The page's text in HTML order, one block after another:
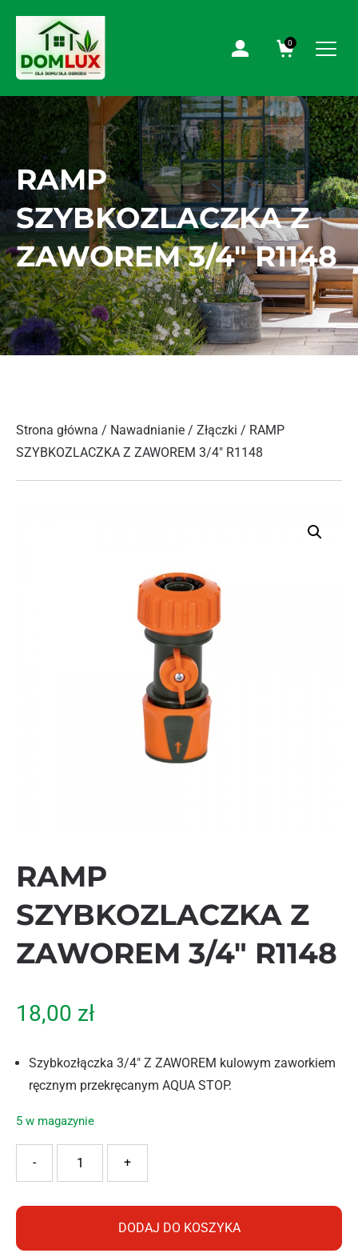
0
RAMP
SZYBKOZLACZKA Z
ZAWOREM 3/4″ R1148
Strona główna / Nawadnianie / Złączki / RAMP
SZYBKOZLACZKA Z ZAWOREM 3/4″ R1148
RAMP
SZYBKOZLACZKA Z
ZAWOREM 3/4″ R1148
18,00 zł
Szybkozłączka 3/4″ Z ZAWOREM kulowym zaworkiem
ręcznym przekręcanym AQUA STOP.
5 w magazynie
+
-
DODAJ DO KOSZYKA